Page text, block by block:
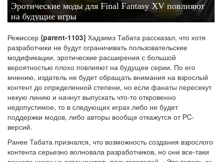
Эротические моды для Final Fantasy XV повлияют
на будущие игры
Режиссер {parent-1103} Хадзимэ Табата рассказал, что хотя
разработчики не будут ограничивать пользовательские
модификации, эротические расширения с большой
вероятностью плохо повлияют на будущее серии. По его
мнению, издатель не будет обращать внимания на взрослый
контент до определенной степени, но если фанаты пересекут
некую линию и начнут выпускать что-то откровенно
недопустимое, то в следующих играх либо не будет
поддержки модов, либо авторы вообще откажутся от PC-
версий.
Ранее Табата признался, что возможность создания взрослого
контента серьезно волновала разработчиков, но они все-таки